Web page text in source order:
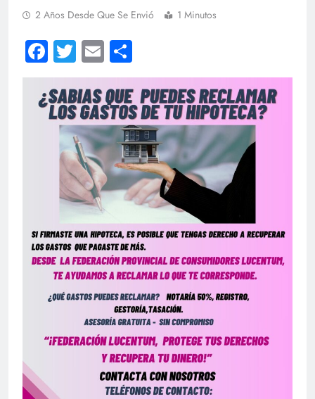
2 Años Desde Que Se Envió 1 Minutos
Facebook
Twitter
Email